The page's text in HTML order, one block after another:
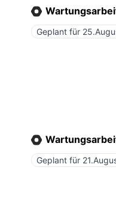
Geplant für
Geplant für